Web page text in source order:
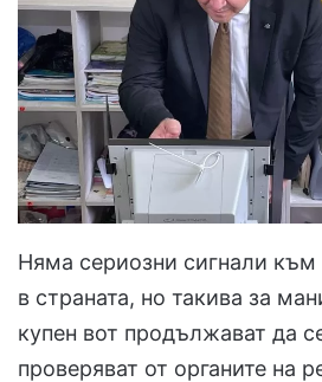
Няма сериозни сигнали
в страната, но такива за
купен вот продължават да
проверяват от органите на